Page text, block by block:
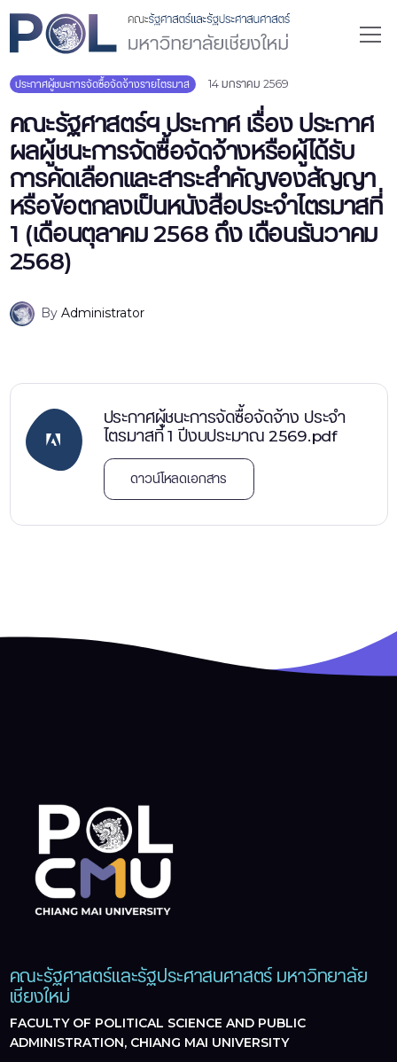
ประกาศผู้ชนะการจัดซื้อจัดจ้างรายไตรมาส 14 มกราคม 2569
คณะรัฐศาสตร์ฯ ประกาศ เรื่อง ประกาศ
ผลผู้ชนะการจัดซื้อจัดจ้างหรือผู้ได้รับ
การคัดเลือกและสาระสำคัญของสัญญา
หรือข้อตกลงเป็นหนังสือประจำไตรมาสที่
1 (เดือนตุลาคม 2568 ถึง เดือนธันวาคม
2568)
ByAdministrator
ประกาศผู้ชนะการจัดซื้อจัดจ้าง ประจำ
ไตรมาสที่ 1 ปีงบประมาณ 2569.pdf
ดาวน์โหลดเอกสาร
คณะรัฐศาสตร์และรัฐประศาสนศาสตร์ มหาวิทยาลัย
เชียงใหม่
FACULTY OF POLITICAL SCIENCE AND PUBLIC
ADMINISTRATION, CHIANG MAI UNIVERSITY